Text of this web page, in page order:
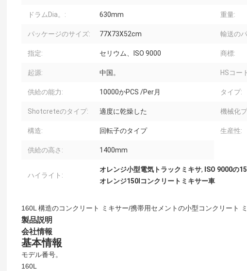
ドラムDia。: 630mm 重量:
パッケージのサイズ: 77X73X52cm 輸送の
指定: セリウム、ISO 9000 商標:
起源: 中国。 HSコー
供給の能力: 10000かPCS /Per月 タイプ:
Shotcreteのタイプ: 適度に乾燥した 機械化
構造: 回転子のタイプ 生産性:
供給の高さ: 1400mm
ハイライト:
オレンジ小型電気トラックミキサ, ISO 9000の
オレンジ150lコンクリートミキサー車
160L 構造のコンクリート ミキサー/携帯用セメントの小型コンクリート
製品説明
会社情報
基本情報
モデル番号。
160L